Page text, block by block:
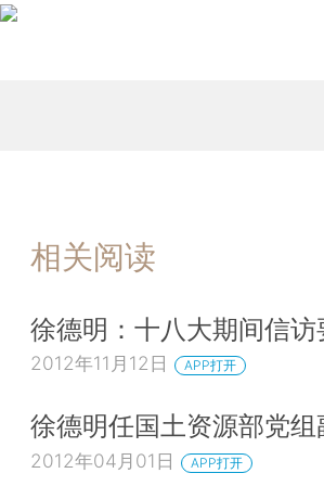
相关阅读
徐德明：十八大期间信
2012年11月12日 APP打开
徐德明任国土资源部党组
2012年04月01日 APP打开